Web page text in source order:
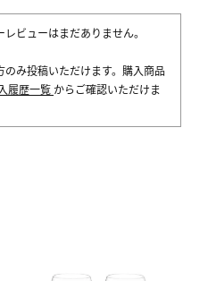
ビューはまだありません。
み投稿いただけます。購入商品
履歴一覧 からご確認いただけま